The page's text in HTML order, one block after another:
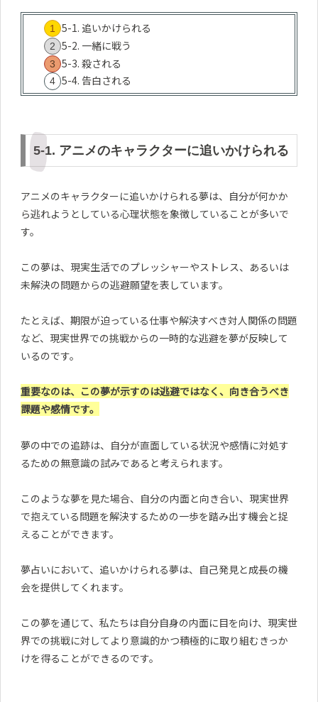
5-1. 追いかけられる
5-2. 一緒に戦う
5-3. 殺される
5-4. 告白される
5-1. アニメのキャラクターに追いかけられる
アニメのキャラクターに追いかけられる夢は、自分が何かか
ら逃れようとしている心理状態を象徴していることが多いで
す。
この夢は、現実生活でのプレッシャーやストレス、あるいは
未解決の問題からの逃避願望を表しています。
たとえば、期限が迫っている仕事や解決すべき対人関係の問題
など、現実世界での挑戦からの一時的な逃避を夢が反映して
いるのです。
重要なのは、この夢が示すのは逃避ではなく、向き合うべき
課題や感情です。
夢の中での追跡は、自分が直面している状況や感情に対処す
るための無意識の試みであると考えられます。
このような夢を見た場合、自分の内面と向き合い、現実世界
で抱えている問題を解決するための一歩を踏み出す機会と捉
えることができます。
夢占いにおいて、追いかけられる夢は、自己発見と成長の機
会を提供してくれます。
この夢を通じて、私たちは自分自身の内面に目を向け、現実世
界での挑戦に対してより意識的かつ積極的に取り組むきっか
けを得ることができるのです。